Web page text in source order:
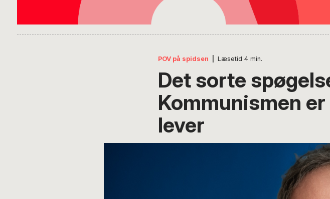
POV på spidsen Læsetid 4 min.
Det sorte
Kommunismen
lever